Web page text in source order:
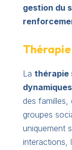
gestion du
La thérapie
des familles,
groupes
uniquement
interactions,